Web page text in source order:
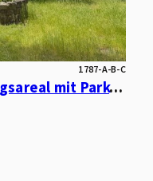
1787-A-B-C
Hochwertiges Entwicklungsareal mit Park- und Wasserlage – optimal für kleinteilige Wohnbebauung